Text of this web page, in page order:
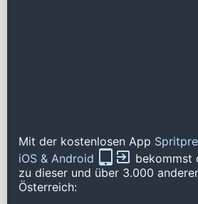
Mit der kostenlosen App
iOS & Android
bekommst
zu dieser und über 3.000
Österreich: